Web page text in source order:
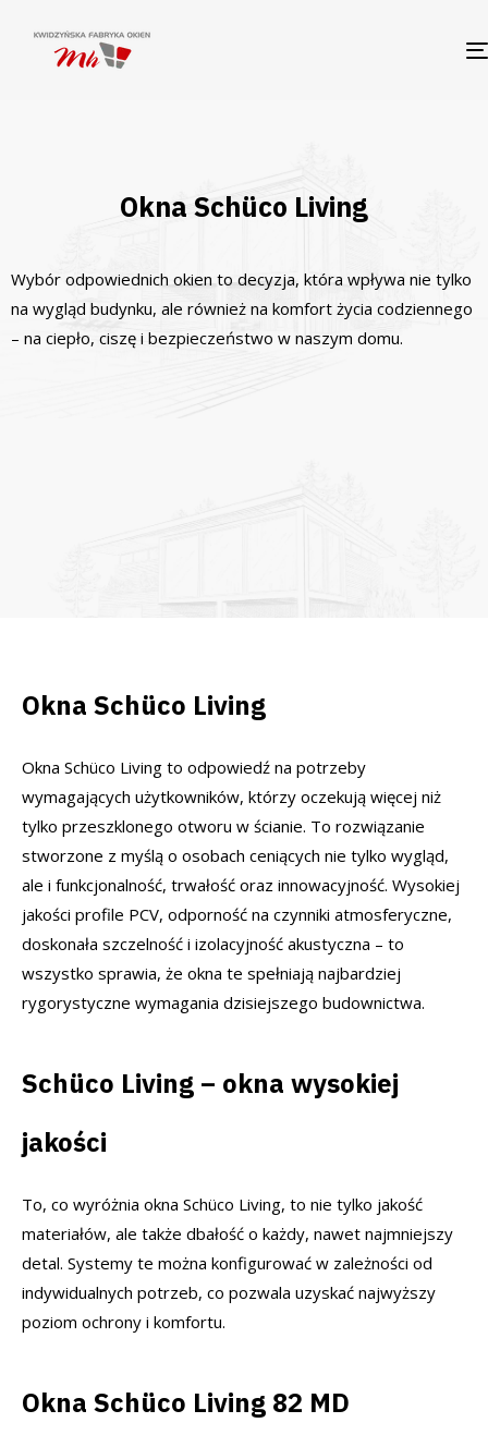
Okna Schüco Living
Wybór odpowiednich okien to decyzja, która wpływa nie tylko
na wygląd budynku, ale również na komfort życia codziennego
– na ciepło, ciszę i bezpieczeństwo w naszym domu.
Okna Schüco Living
Okna Schüco Living to odpowiedź na potrzeby
wymagających użytkowników, którzy oczekują więcej niż
tylko przeszklonego otworu w ścianie. To rozwiązanie
stworzone z myślą o osobach ceniących nie tylko wygląd,
ale i funkcjonalność, trwałość oraz innowacyjność. Wysokiej
jakości profile PCV, odporność na czynniki atmosferyczne,
doskonała szczelność i izolacyjność akustyczna – to
wszystko sprawia, że okna te spełniają najbardziej
rygorystyczne wymagania dzisiejszego budownictwa.
Schüco Living – okna wysokiej
jakości
To, co wyróżnia okna Schüco Living, to nie tylko jakość
materiałów, ale także dbałość o każdy, nawet najmniejszy
detal. Systemy te można konfigurować w zależności od
indywidualnych potrzeb, co pozwala uzyskać najwyższy
poziom ochrony i komfortu.
Okna Schüco Living 82 MD